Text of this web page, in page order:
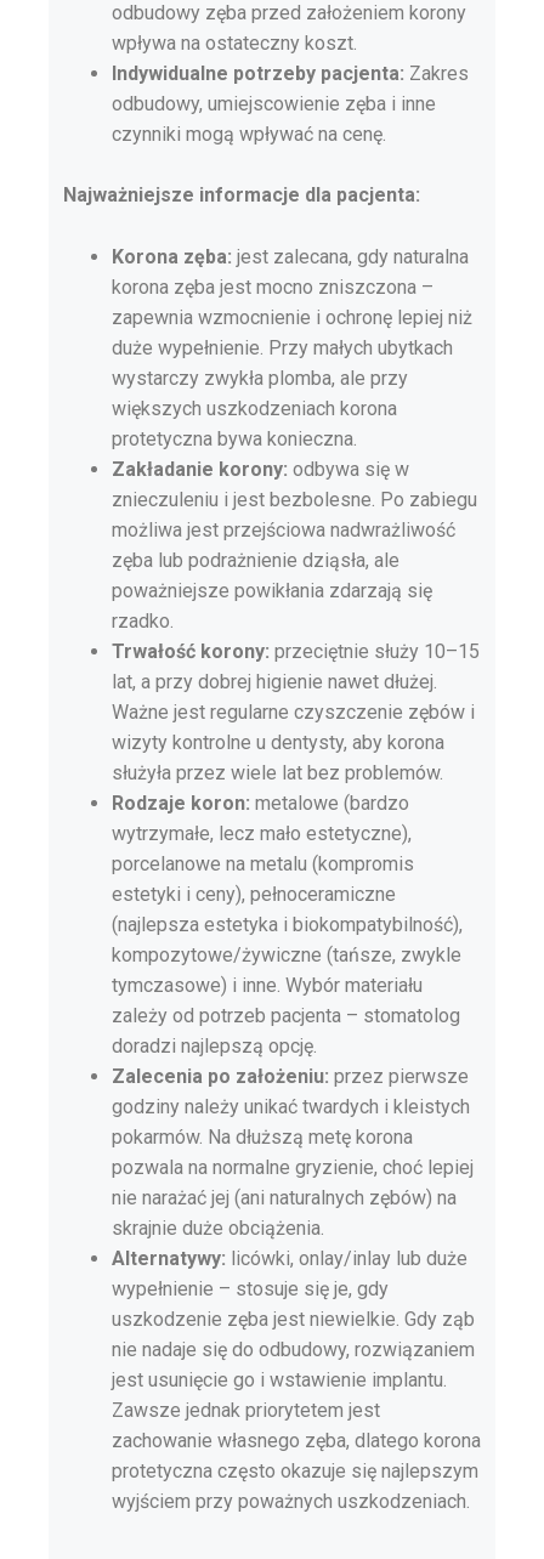
odbudowy zęba przed założeniem korony
wpływa na ostateczny koszt.
Indywidualne potrzeby pacjenta: Zakres
odbudowy, umiejscowienie zęba i inne
czynniki mogą wpływać na cenę.
Najważniejsze informacje dla pacjenta:
Korona zęba: jest zalecana, gdy naturalna
korona zęba jest mocno zniszczona –
zapewnia wzmocnienie i ochronę lepiej niż
duże wypełnienie. Przy małych ubytkach
wystarczy zwykła plomba, ale przy
większych uszkodzeniach korona
protetyczna bywa konieczna.
Zakładanie korony: odbywa się w
znieczuleniu i jest bezbolesne. Po zabiegu
możliwa jest przejściowa nadwrażliwość
zęba lub podrażnienie dziąsła, ale
poważniejsze powikłania zdarzają się
rzadko.
Trwałość korony: przeciętnie służy 10–15
lat, a przy dobrej higienie nawet dłużej.
Ważne jest regularne czyszczenie zębów i
wizyty kontrolne u dentysty, aby korona
służyła przez wiele lat bez problemów.
Rodzaje koron: metalowe (bardzo
wytrzymałe, lecz mało estetyczne),
porcelanowe na metalu (kompromis
estetyki i ceny), pełnoceramiczne
(najlepsza estetyka i biokompatybilność),
kompozytowe/żywiczne (tańsze, zwykle
tymczasowe) i inne. Wybór materiału
zależy od potrzeb pacjenta – stomatolog
doradzi najlepszą opcję.
Zalecenia po założeniu: przez pierwsze
godziny należy unikać twardych i kleistych
pokarmów. Na dłuższą metę korona
pozwala na normalne gryzienie, choć lepiej
nie narażać jej (ani naturalnych zębów) na
skrajnie duże obciążenia.
Alternatywy: licówki, onlay/inlay lub duże
wypełnienie – stosuje się je, gdy
uszkodzenie zęba jest niewielkie. Gdy ząb
nie nadaje się do odbudowy, rozwiązaniem
jest usunięcie go i wstawienie implantu.
Zawsze jednak priorytetem jest
zachowanie własnego zęba, dlatego korona
protetyczna często okazuje się najlepszym
wyjściem przy poważnych uszkodzeniach.